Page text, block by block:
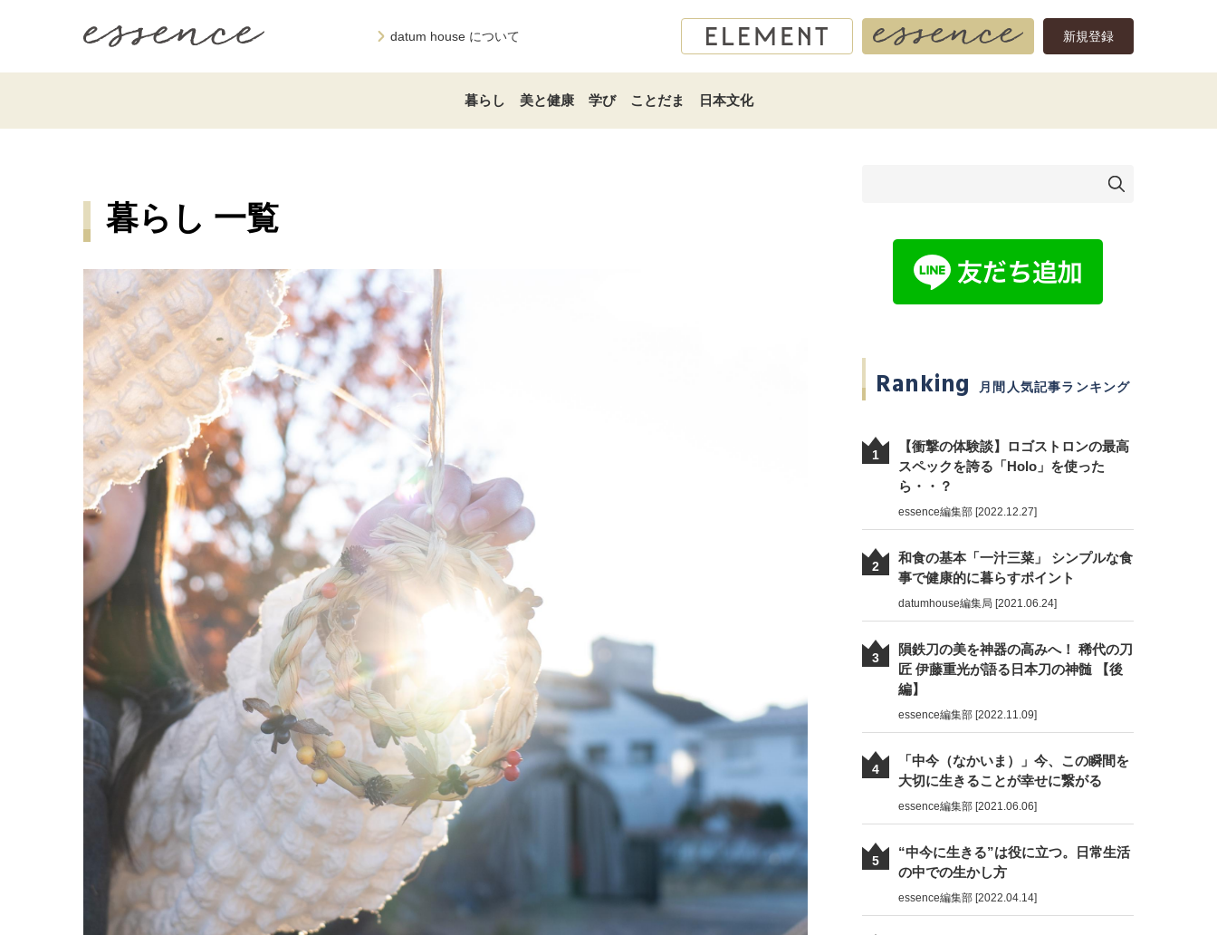
datum house について 新規登録
暮らし 美と健康 学び ことだま 日本文化
暮らし 一覧
Ranking 月間人気記事ランキング
1
【衝撃の体験談】ロゴストロンの最高
スペックを誇る「Holo」を使った
ら・・？
essence編集部 [2022.12.27]
2
和食の基本「一汁三菜」 シンプルな食
事で健康的に暮らすポイント
datumhouse編集局 [2021.06.24]
3
隕鉄刀の美を神器の高みへ！ 稀代の刀
匠 伊藤重光が語る日本刀の神髄 【後
編】
essence編集部 [2022.11.09]
4
「中今（なかいま）」今、この瞬間を
大切に生きることが幸せに繋がる
essence編集部 [2021.06.06]
5
“中今に生きる”は役に立つ。日常生活
の中での生かし方
essence編集部 [2022.04.14]